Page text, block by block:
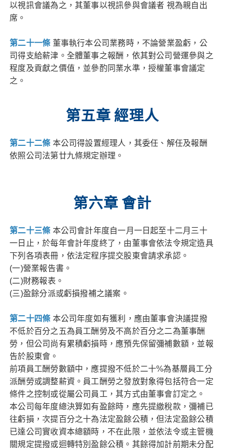
以視訊會議為之，其董事以視訊參與會議者 視為親自出
席。
第二十一條 董事執行本公司業務時，不論營業盈虧，公
司得支給薪津。全體董事之報酬，依其對公司營運參與之
程度及貢獻之價值，並參酌同業水準，授權董事會議定
之。
第五章 經理人
第二十二條 本公司得設置經理人，其委任、解任及報酬
依照公司法第廿九條規定辦理。
第六章 會計
第二十三條 本公司會計年度自一月一日起至十二月三十
一日止，於每年會計年度終了，由董事會依法令規定造具
下列各項表冊，依法定程序提交股東會請求承認。
(一)營業報告書。
(二)財務報表。
(三)盈餘分派或虧損撥補之議案。
第二十四條 本公司年度如有獲利，應由董事會決議提撥
不低於百分之五為員工酬勞及不高於百分之二為董事酬
勞，但公司尚有累積虧損時，應預先保留彌補數額，並報
告於股東會。
前項員工酬勞數額中，應提撥不低於二十%為基層員工分
派酬勞或調整薪資。員工酬勞之發放對象得包括符合一定
條件之控制或從屬公司員工，其方式由董事會訂定之。
本公司每年度總決算如有盈餘時，應先提繳稅款，彌補已
往虧損，次提百分之十為法定盈餘公積，但法定盈餘公積
已達公司實收資本總額時，不在此限，並依法令或主管機
關規定提撥或迴轉特別盈餘公積。其餘得加計前期未分配